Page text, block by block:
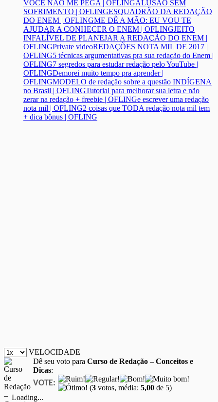
VOCÊ NÃO ME PEGA | OFLINGALUSÃO SEM
SOFRIMENTO | OFLINGESQUADRÃO DA REDAÇÃO
DO ENEM | OFLINGME DÊ A MÃO: EU VOU TE
AJUDAR A CONHECER O ENEM | OFLINGJEITO
INFALÍVEL DE PLANEJAR A REDAÇÃO DO ENEM |
OFLINGPrivate videoREDAÇÕES NOTA MIL DE 2017 |
OFLING5 técnicas argumentativas pra sua redação do Enem |
OFLING7 segredos para estudar redação pelo YouTube |
OFLINGDemorei muito tempo pra aprender |
OFLINGMODELO de redação sobre a questão INDÍGENA
no Brasil | OFLINGTutorial para melhorar sua letra e não
zerar na redação + freebie | OFLINGe escrever uma redação
nota mil | OFLING2 coisas que TODA redação nota mil tem
+ dica bônus | OFLING
VELOCIDADE
Dê seu voto para Curso de Redação – Conceitos e
Dicas:
VOTE: (3 votos, média: 5,00 de 5)
Loading...